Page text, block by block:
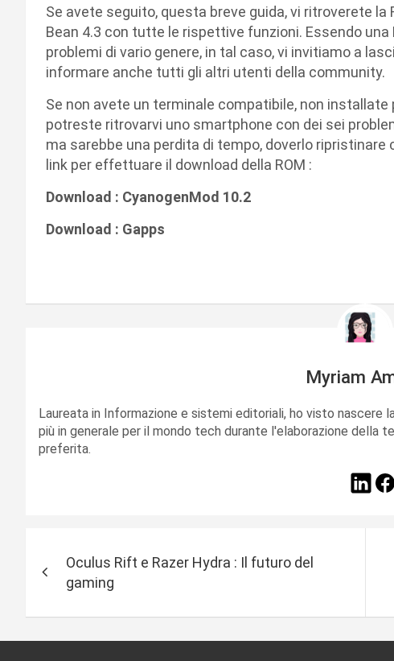
Se avete seguito, questa breve guida, vi ritroverete la
Bean 4.3 con tutte le rispettive funzioni. Essendo
problemi di vario genere, in tal caso, vi invitiamo a
informare anche tutti gli altri utenti della community.
Se non avete un terminale compatibile, non installate
potreste ritrovarvi uno smartphone con dei sei
ma sarebbe una perdita di tempo, doverlo
link per effettuare il download della ROM :
Download : CyanogenMod 10.2
Download : Gapps
Myriam
Laureata in Informazione e sistemi editoriali, ho visto nascere
più in generale per il mondo tech durante l'elaborazione della
preferita.
v
i
Oculus Rift e Razer Hydra : Il futuro del
gaming